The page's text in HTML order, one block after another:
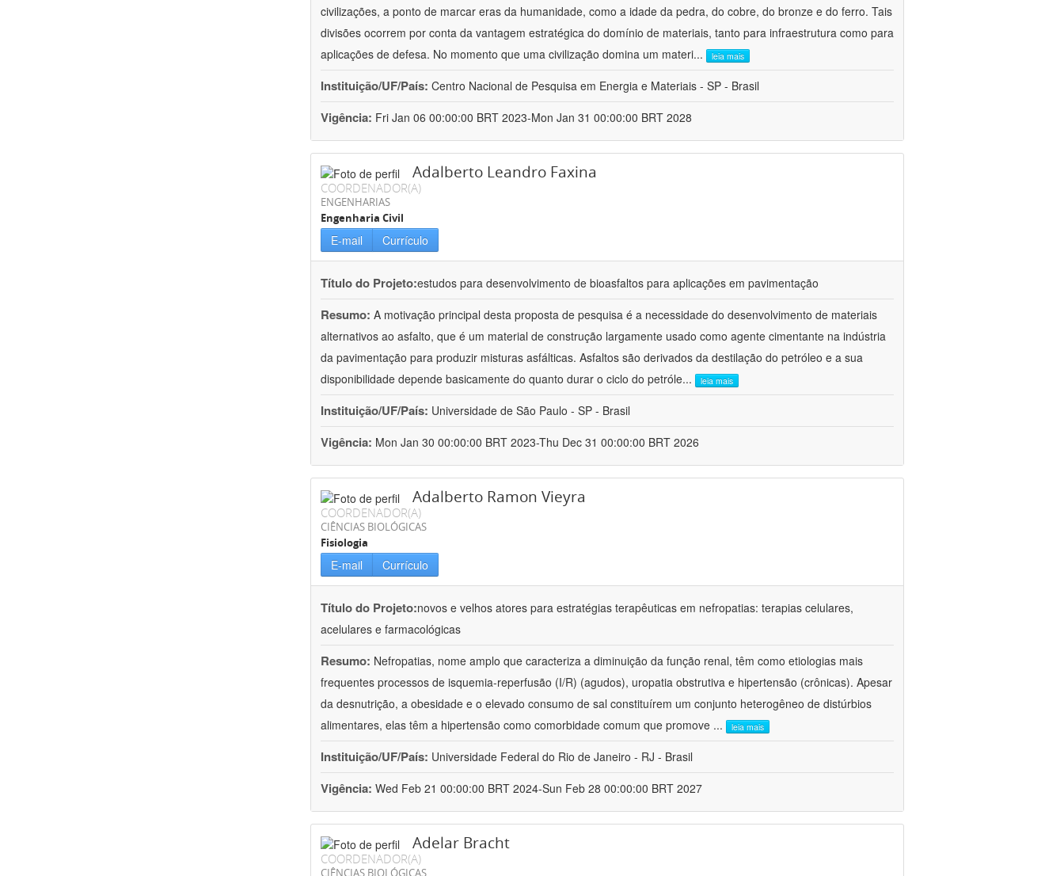
civilizações, a ponto de marcar eras da humanidade, como a idade da pedra, do cobre, do bronze e do ferro. Tais
divisões ocorrem por conta da vantagem estratégica do domínio de materiais, tanto para infraestrutura como para
aplicações de defesa. No momento que uma civilização domina um materi... leia mais
Instituição/UF/País: Centro Nacional de Pesquisa em Energia e Materiais - SP - Brasil
Vigência: Fri Jan 06 00:00:00 BRT 2023-Mon Jan 31 00:00:00 BRT 2028
Adalberto Leandro Faxina
COORDENADOR(A)
ENGENHARIAS
Engenharia Civil
E-mail Currículo
Título do Projeto:estudos para desenvolvimento de bioasfaltos para aplicações em pavimentação
Resumo: A motivação principal desta proposta de pesquisa é a necessidade do desenvolvimento de materiais
alternativos ao asfalto, que é um material de construção largamente usado como agente cimentante na indústria
da pavimentação para produzir misturas asfálticas. Asfaltos são derivados da destilação do petróleo e a sua
disponibilidade depende basicamente do quanto durar o ciclo do petróle... leia mais
Instituição/UF/País: Universidade de São Paulo - SP - Brasil
Vigência: Mon Jan 30 00:00:00 BRT 2023-Thu Dec 31 00:00:00 BRT 2026
Adalberto Ramon Vieyra
COORDENADOR(A)
CIÊNCIAS BIOLÓGICAS
Fisiologia
E-mail Currículo
Título do Projeto:novos e velhos atores para estratégias terapêuticas em nefropatias: terapias celulares,
acelulares e farmacológicas
Resumo: Nefropatias, nome amplo que caracteriza a diminuição da função renal, têm como etiologias mais
frequentes processos de isquemia-reperfusão (I/R) (agudos), uropatia obstrutiva e hipertensão (crônicas). Apesar
da desnutrição, a obesidade e o elevado consumo de sal constituírem um conjunto heterogêneo de distúrbios
alimentares, elas têm a hipertensão como comorbidade comum que promove ... leia mais
Instituição/UF/País: Universidade Federal do Rio de Janeiro - RJ - Brasil
Vigência: Wed Feb 21 00:00:00 BRT 2024-Sun Feb 28 00:00:00 BRT 2027
Adelar Bracht
COORDENADOR(A)
CIÊNCIAS BIOLÓGICAS